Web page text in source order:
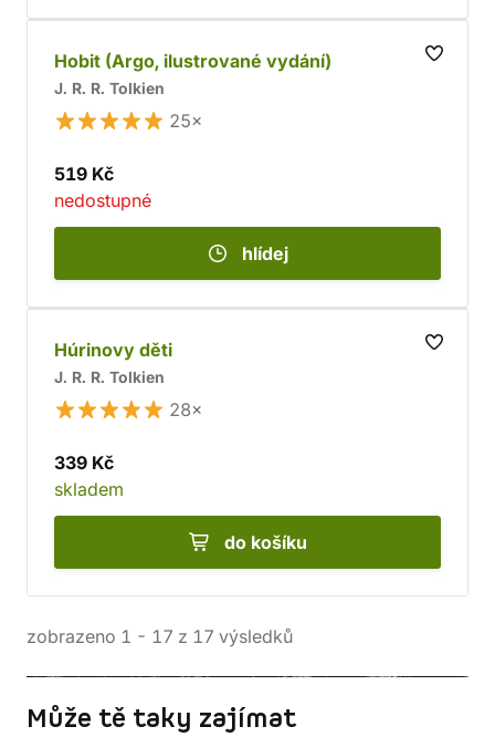
Hobit (Argo, ilustrované vydání)
J. R. R. Tolkien
25×
519 Kč
nedostupné
hlídej
Húrinovy děti
J. R. R. Tolkien
28×
339 Kč
skladem
do košíku
zobrazeno 1 - 17 z 17 výsledků
Může tě taky zajímat